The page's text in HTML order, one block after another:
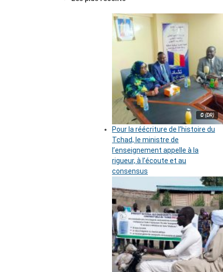
© (DR)
Pour la réécriture de l’histoire du
Tchad, le ministre de
l’enseignement appelle à la
rigueur, à l’écoute et au
consensus